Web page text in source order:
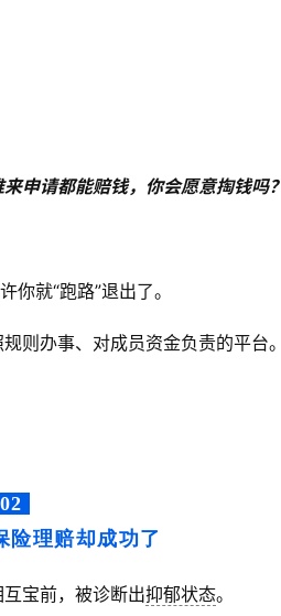
申请都能赔钱，你会愿意掏钱吗？
你就“跑路”退出了。
则办事、对成员资金负责的平台。
02
险理赔却成功了
宝前，被诊断出抑郁状态。